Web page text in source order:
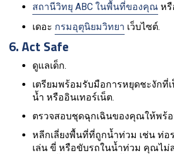
สถานีวิทยุ ABC ในพื้นที่ของคุณ หรื
เดอะ กรมอุตุนิยมวิทยา เว็บไซต์.
6. Act Safe
ดูแลเด็ก.
เตรียมพร้อมรับมือการหยุดชะงักที่
น้ำ หรืออินเทอร์เน็ต.
ตรวจสอบชุดฉุกเฉินของคุณให้พร้อ
หลีกเลี่ยงพื้นที่ที่ถูกน้ำท่วม เช่น ท่อ
เล่น ขี่ หรือขับรถในน้ำท่วม คุณไม่